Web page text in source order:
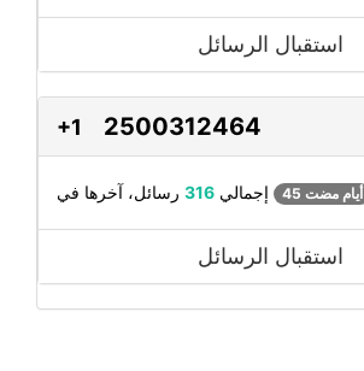
استقبال الرسائل
+1 2500312464
إجمالي 316 45 أيام مضت
استقبال الرسائل